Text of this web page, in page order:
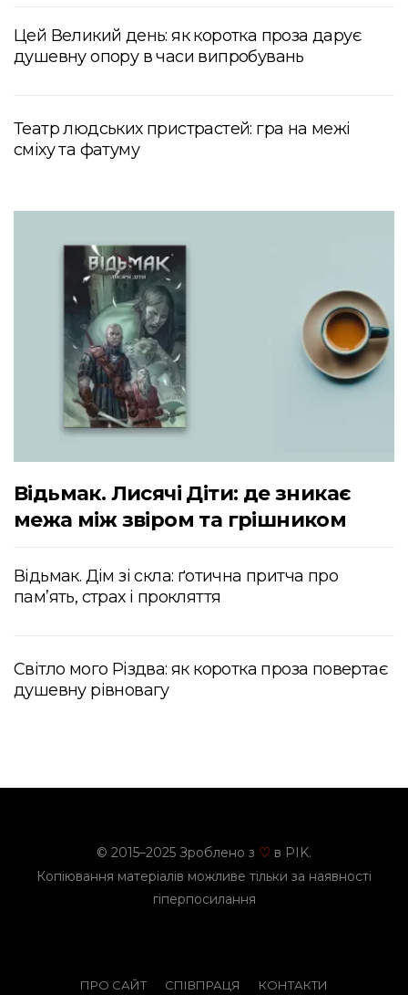
Цей Великий день: як коротка проза дарує
душевну опору в часи випробувань
Театр людських пристрастей: гра на межі
сміху та фатуму
Відьмак. Лисячі Діти: де зникає
межа між звіром та грішником
Відьмак. Дім зі скла: ґотична притча про
пам’ять, страх і прокляття
Світло мого Різдва: як коротка проза повертає
душевну рівновагу
© 2015–2025 Зроблено з ♡ в PIK.
Копіювання матеріалів можливе тільки за наявності
гіперпосилання
ПРО САЙТ СПІВПРАЦЯ КОНТАКТИ